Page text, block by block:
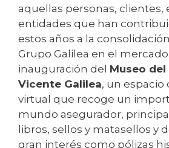
aquellas personas, clientes,
entidades que han
estos años a la
Grupo Galilea en el
inauguración del Museo del
Vicente Galilea, un espacio
virtual que recoge un
mundo asegurador,
libros, sellos y matasellos y
gran interés como pólizas